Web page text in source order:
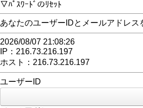
▽ﾊﾟｽﾜｰﾄﾞのﾘｾｯﾄ
あなたのユーザーIDとメールアドレス
2026/08/07 21:08:26
IP：216.73.216.197
ホスト：216.73.216.197
ユーザーID